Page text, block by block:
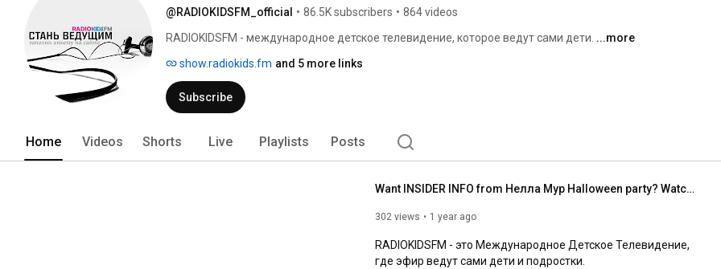
@RADIOKIDSFM_official • 86.5K subscribers • 864 videos
RADIOKIDSFM - мeждународное детское телевидение, которое ведут сами дети. ...more
show.radiokids.fm and 5 more links
Subscribe
Home Videos Shorts Live Playlists Posts
Want INSIDER INFO from Нелла Мур Halloween party? Watch This Now!
302 views 1 year ago
RADIOKIDSFM - это Международное Детское Телевидение,
где эфир ведут сами дети и подростки.